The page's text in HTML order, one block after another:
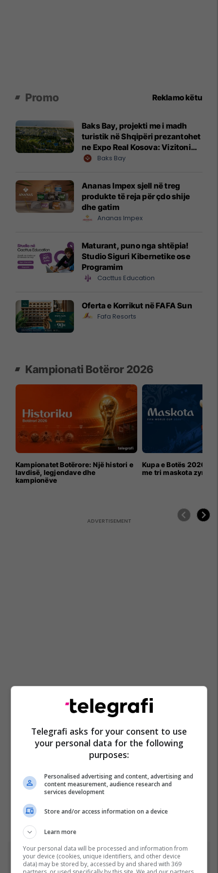
Promo Reklamo këtu
Baks Bay, projekti me i madh
turistik në Shqipëri prezantohet
ne Expo Real Kosova: Vizitoni
shtandin dhe zbuloni
Baks Bay
Ananas Impex sjell në treg
produkte të reja për çdo shije
dhe gatim
Ananas Impex
Maturant, puno nga shtëpia!
Studio Siguri Kibernetike ose
Programim
Cacttus Education
Oferta e Korrikut në FAFA Sun
Fafa Resorts
Kampionati Botëror 2026
Kampionatet Botërore: Një histori e
lavdisë, legjendave dhe
kampionëve
Kupa e Botës 2026
me tri maskota zyrtare
Top 5
Telegrafi asks for your consent to use
your personal data for the following
purposes:
Personalised advertising and content, advertising and
content measurement, audience research and
services development
Store and/or access information on a device
Learn more
Your personal data will be processed and information from
your device (cookies, unique identifiers, and other device
data) may be stored by, accessed by and shared with 369